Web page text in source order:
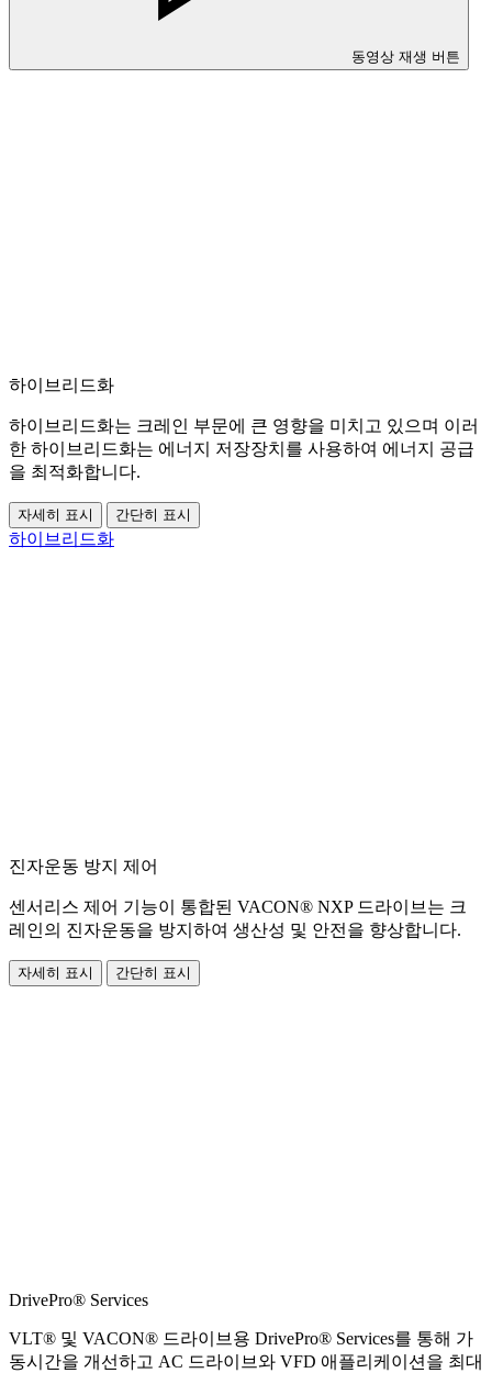
동영상 재생 버튼
하이브리드화
하이브리드화는 크레인 부문에 큰 영향을 미치고 있으며 이러
한 하이브리드화는 에너지 저장장치를 사용하여 에너지 공급
을 최적화합니다.
자세히 표시 간단히 표시
하이브리드화
진자운동 방지 제어
센서리스 제어 기능이 통합된 VACON® NXP 드라이브는 크
레인의 진자운동을 방지하여 생산성 및 안전을 향상합니다.
자세히 표시 간단히 표시
DrivePro® Services
VLT® 및 VACON® 드라이브용 DrivePro® Services를 통해 가
동시간을 개선하고 AC 드라이브와 VFD 애플리케이션을 최대